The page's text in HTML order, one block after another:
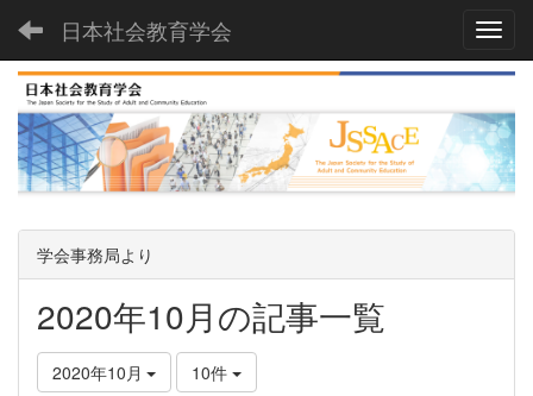
日本社会教育学会
学会事務局より
2020年10月の記事一覧
2020年10月 10件